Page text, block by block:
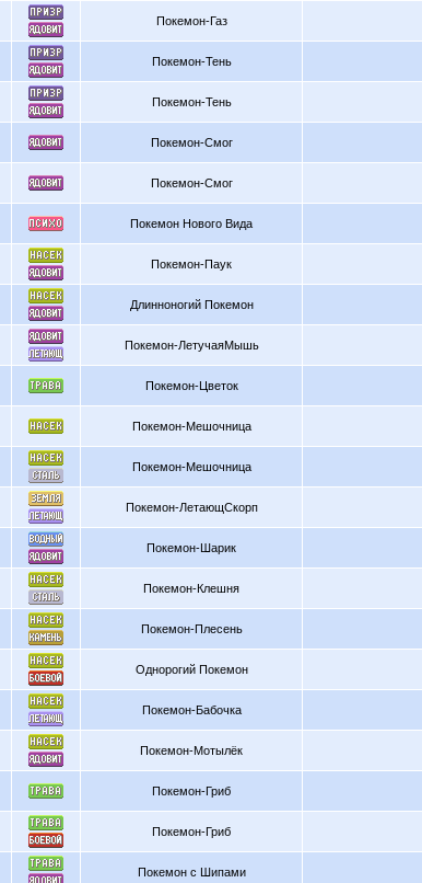
Покемон-Газ
Покемон-Тень
Покемон-Тень
Покемон-Смог
Покемон-Смог
Покемон Нового Вида
Покемон-Паук
Длинноногий Покемон
Покемон-ЛетучаяМышь
Покемон-Цветок
Покемон-Мешочница
Покемон-Мешочница
Покемон-ЛетающСкорп
Покемон-Шарик
Покемон-Клешня
Покемон-Плесень
Однорогий Покемон
Покемон-Бабочка
Покемон-Мотылёк
Покемон-Гриб
Покемон-Гриб
Покемон с Шипами